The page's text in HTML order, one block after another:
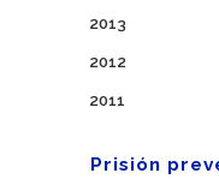
2013
2012
2011
Prisión